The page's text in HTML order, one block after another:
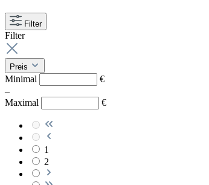
Filter
Filter
Preis
Minimal
€
–
Maximal
€
1
2